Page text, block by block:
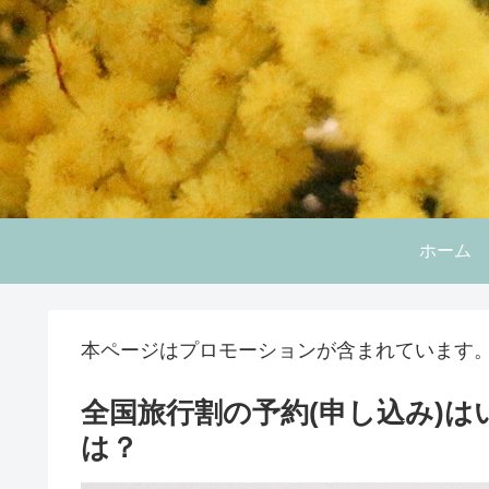
ホーム
本ページはプロモーションが含まれています
全国旅行割の予約(申し込み)
は？